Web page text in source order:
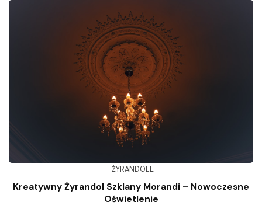
ŻYRANDOLE
Kreatywny Żyrandol Szklany Morandi – Nowoczesne
Oświetlenie